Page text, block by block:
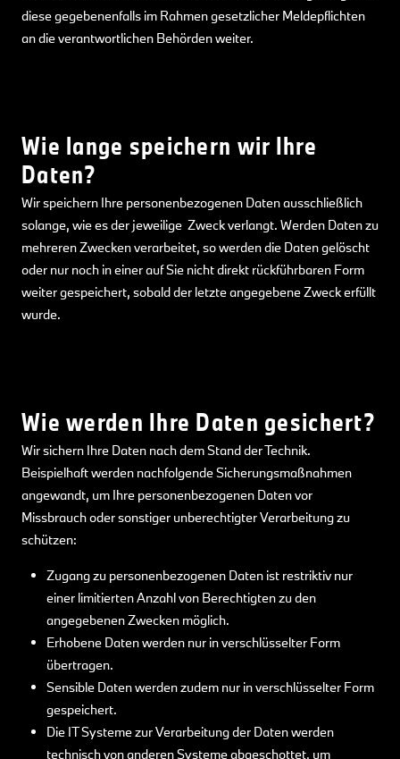
diese gegebenenfalls im Rahmen gesetzlicher Meldepflichten
an die verantwortlichen Behörden weiter.
Wie lange speichern wir Ihre
Daten?
Wir speichern Ihre personenbezogenen Daten ausschließlich
solange, wie es der jeweilige Zweck verlangt. Werden Daten zu
mehreren Zwecken verarbeitet, so werden die Daten gelöscht
oder nur noch in einer auf Sie nicht direkt rückführbaren Form
weiter gespeichert, sobald der letzte angegebene Zweck erfüllt
wurde.
Wie werden Ihre Daten gesichert?
Wir sichern Ihre Daten nach dem Stand der Technik.
Beispielhaft werden nachfolgende Sicherungsmaßnahmen
angewandt, um Ihre personenbezogenen Daten vor
Missbrauch oder sonstiger unberechtigter Verarbeitung zu
schützen:
Zugang zu personenbezogenen Daten ist restriktiv nur
einer limitierten Anzahl von Berechtigten zu den
angegebenen Zwecken möglich.
Erhobene Daten werden nur in verschlüsselter Form
übertragen.
Sensible Daten werden zudem nur in verschlüsselter Form
gespeichert.
Die IT Systeme zur Verarbeitung der Daten werden
technisch von anderen Systeme abgeschottet, um